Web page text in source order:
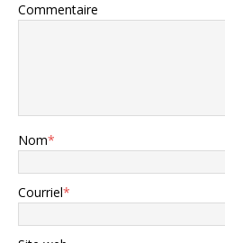
Commentaire
Nom*
Courriel*